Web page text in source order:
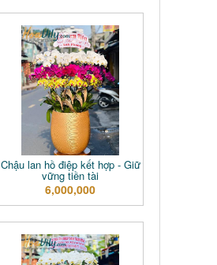
Chậu lan hồ điệp kết hợp - Giữ
vững tiền tài
6,000,000